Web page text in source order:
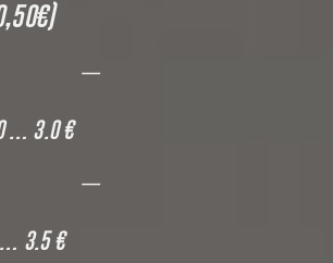
—
… 3.0 €
—
… 3.5 €